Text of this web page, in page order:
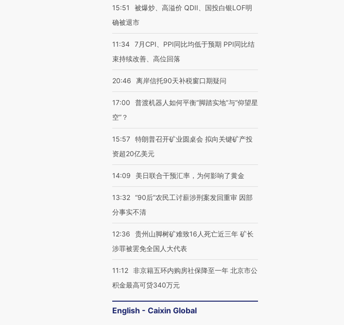
15:51
被爆炒、高溢价 QDII、国投白银LOF明
确被退市
11:34 7月CPI、PPI同比均低于预期 PPI同比结
束持续改善、高位回落
20:46 离岸信托90天补税窗口期疑问
17:00
普渡机器人如何平衡“脚踏实地”与“仰望星
空”？
15:57 特朗普召开矿业圆桌会 拟向关键矿产投
资超20亿美元
14:09 美日联合干预汇率，为何影响了黄金
13:32 “90后”农民工讨薪涉刑案发回重审 因部
分事实不清
12:36
贵州山脚树矿难致16人死亡近三年 矿长
涉罪被罢免全国人大代表
11:12 非京籍五环内购房社保降至一年 北京市公
积金最高可贷340万元
English - Caixin Global